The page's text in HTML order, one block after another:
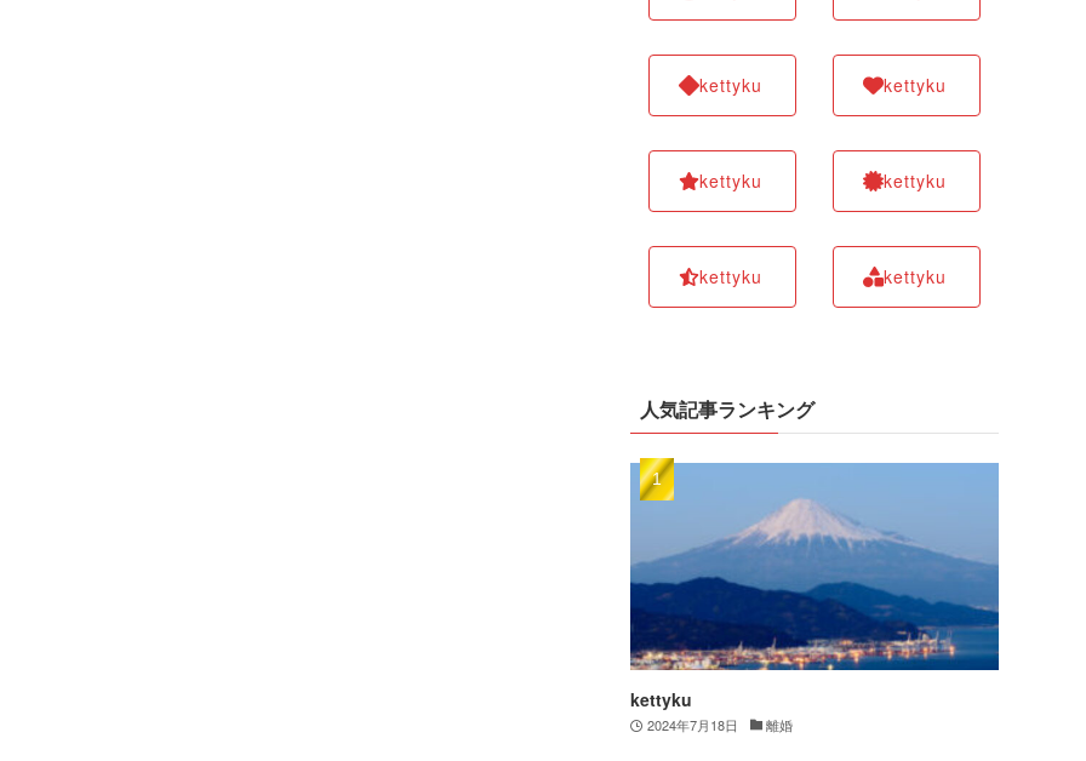
kettyku kettyku
kettyku kettyku
kettyku kettyku
人気記事ランキング
kettyku
2024年7月18日 離婚